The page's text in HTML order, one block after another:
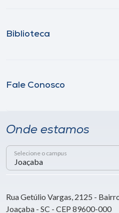
Biblioteca
Fale Conosco
Onde estamos
Selecione o campus
Rua Getúlio Vargas, 2125 -
Joaçaba - SC - CEP 89600-000